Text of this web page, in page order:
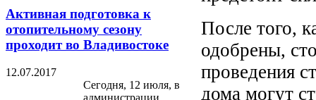
Активная подготовка к
отопительному сезону
проходит во Владивостоке
12.07.2017
Сегодня, 12 июля, в
администрации
После того,
одобрены,
проведения
дома могут